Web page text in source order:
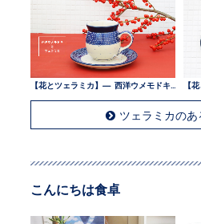
ツェラミカのあ
こんにちは食卓